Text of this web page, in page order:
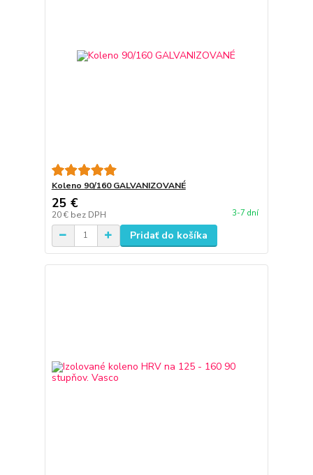
Koleno 90/160 GALVANIZOVANÉ
25 €
20 € bez DPH 3-7 dní
Pridať do košíka